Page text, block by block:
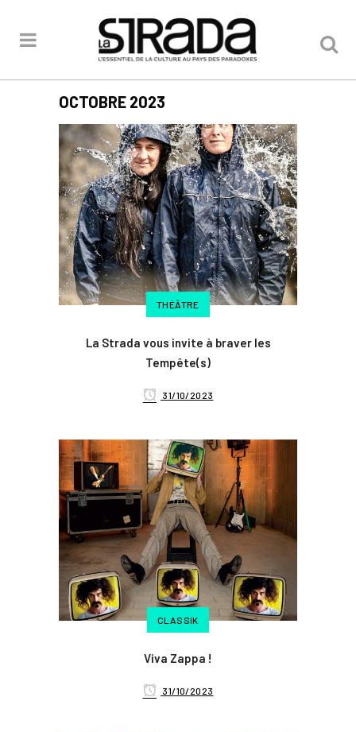
OCTOBRE 2023
THÉÂTRE
La Strada vous invite à braver les
Tempête(s)
31/10/2023
CLASSIK
Viva Zappa !
31/10/2023